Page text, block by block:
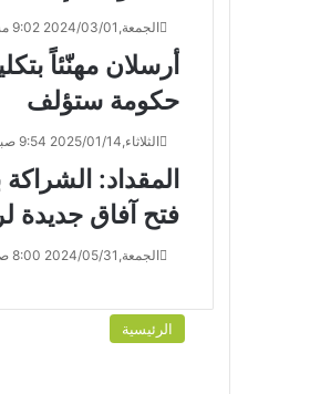
الجمعة,2024/03/01 9:02 مساءً
أرسلان مهنّئاً
حكومة ستؤلف
الثلاثاء,2025/01/14 9:54 صباحًا
المقداد:
فتح آفاق جديدة
الجمعة,2024/05/31 8:00 صباحًا
الرئيسية